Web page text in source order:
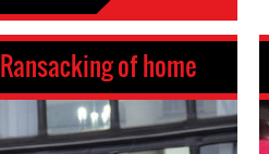
Ransacking of home